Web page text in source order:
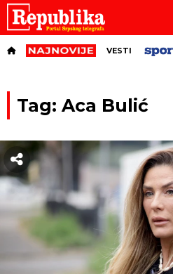
VESTI
Tag: Aca Bulić